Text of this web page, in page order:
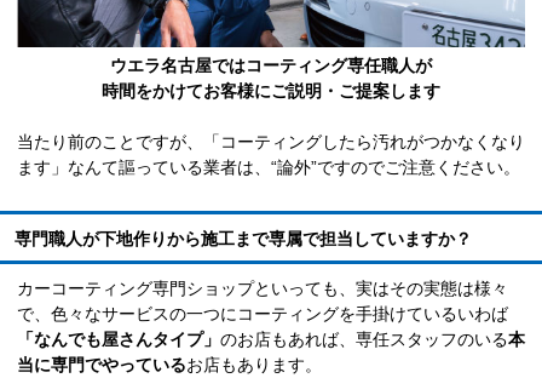
ウエラ名古屋ではコーティング専任職人が
時間をかけてお客様にご説明・ご提案します
当たり前のことですが、「コーティングしたら汚れがつかなくなり
ます」なんて謳っている業者は、“論外”ですのでご注意ください。
専門職人が下地作りから施工まで専属で担当していますか？
カーコーティング専門ショップといっても、実はその実態は様々
で、色々なサービスの一つにコーティングを手掛けているいわば
「なんでも屋さんタイプ」 のお店もあれば、専任スタッフのいる本
当に専門でやっているお店もあります。